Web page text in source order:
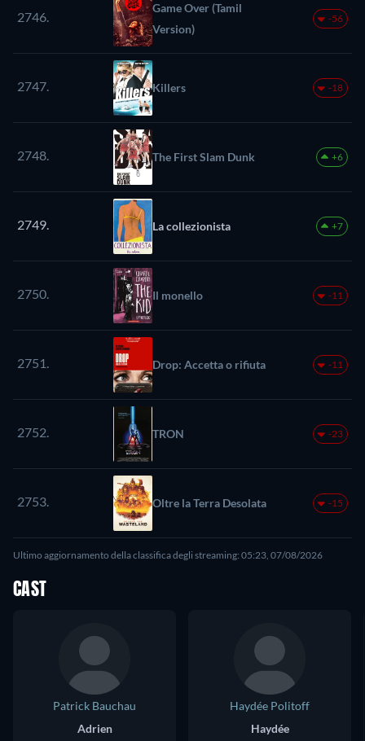
2746.
Game Over (Tamil
Version)
-56
2747. Killers -18
2748. The First Slam Dunk +6
2749. La collezionista +7
2750. Il monello -11
2751. Drop: Accetta o rifiuta -11
2752. TRON -23
2753. Oltre la Terra Desolata -15
Ultimo aggiornamento della classifica degli streaming: 05:23, 07/08/2026
CAST
Patrick Bauchau
Adrien
Haydée Politoff
Haydée